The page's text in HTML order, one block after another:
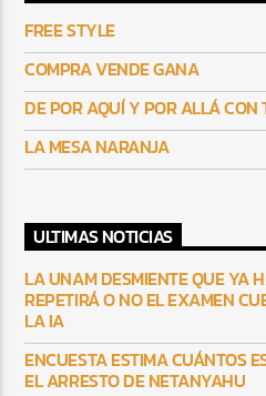
FREE STYLE
COMPRA VENDE GANA
DE POR AQUÍ Y POR ALLÁ CON
LA MESA NARANJA
ULTIMAS NOTICIAS
LA UNAM DESMIENTE QUE YA
REPETIRÁ O NO EL EXAMEN
LA IA
ENCUESTA ESTIMA CUÁNTOS
EL ARRESTO DE NETANYAHU